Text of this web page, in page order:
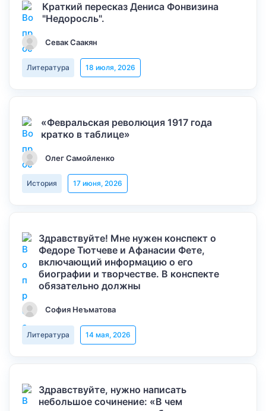
Краткий пересказ Дениса Фонвизина
"Недоросль".
Севак Саакян
Литература 18 июля, 2026
«Февральская революция 1917 года
кратко в таблице»
Олег Самойленко
История 17 июня, 2026
Здравствуйте! Мне нужен конспект о
Федоре Тютчеве и Афанасии Фете,
включающий информацию о его
биографии и творчестве. В конспекте
обязательно должны
София Неъматова
Литература 14 мая, 2026
Здравствуйте, нужно написать
небольшое сочинение: «В чем